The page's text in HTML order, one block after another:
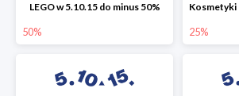
LEGO w 5.10.15 do minus 50%
50% 25%